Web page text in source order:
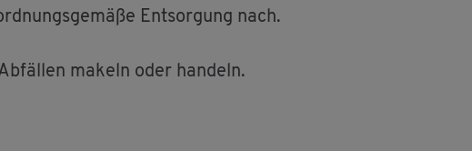
Ent­sor­gung nach.
ma­keln oder han­deln.